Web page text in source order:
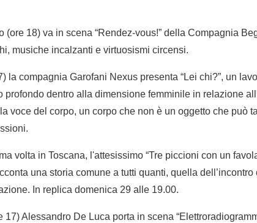
(ore 18) va in scena “Rendez-vous!” della Compagnia
musiche incalzanti e virtuosismi circensi.
la compagnia Garofani Nexus presenta “Lei chi?”, un
profondo dentro alla dimensione femminile in relazione
voce del corpo, un corpo che non è un oggetto che può
volta in Toscana, l'attesissimo “Tre piccioni con un
una storia comune a tutti quanti, quella
In replica domenica 29 alle 19.00.
17) Alessandro De Luca porta in scena